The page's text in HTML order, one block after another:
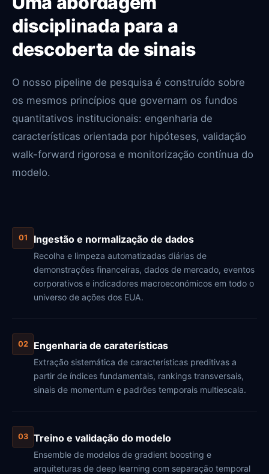
disciplinada para a
descoberta de sinais
O nosso pipeline de pesquisa é construído sobre
os mesmos princípios que governam os fundos
quantitativos institucionais: engenharia de
características orientada por hipóteses, validação
walk-forward rigorosa e monitorização contínua do
modelo.
01 Ingestão e normalização de dados
Recolha e limpeza automatizadas diárias de
demonstrações financeiras, dados de mercado, eventos
corporativos e indicadores macroeconómicos em todo o
universo de ações dos EUA.
02 Engenharia de caraterísticas
Extração sistemática de características preditivas a
partir de índices fundamentais, rankings transversais,
sinais de momentum e padrões temporais multiescala.
03 Treino e validação do modelo
Ensemble de modelos de gradient boosting e
arquiteturas de deep learning com separação temporal